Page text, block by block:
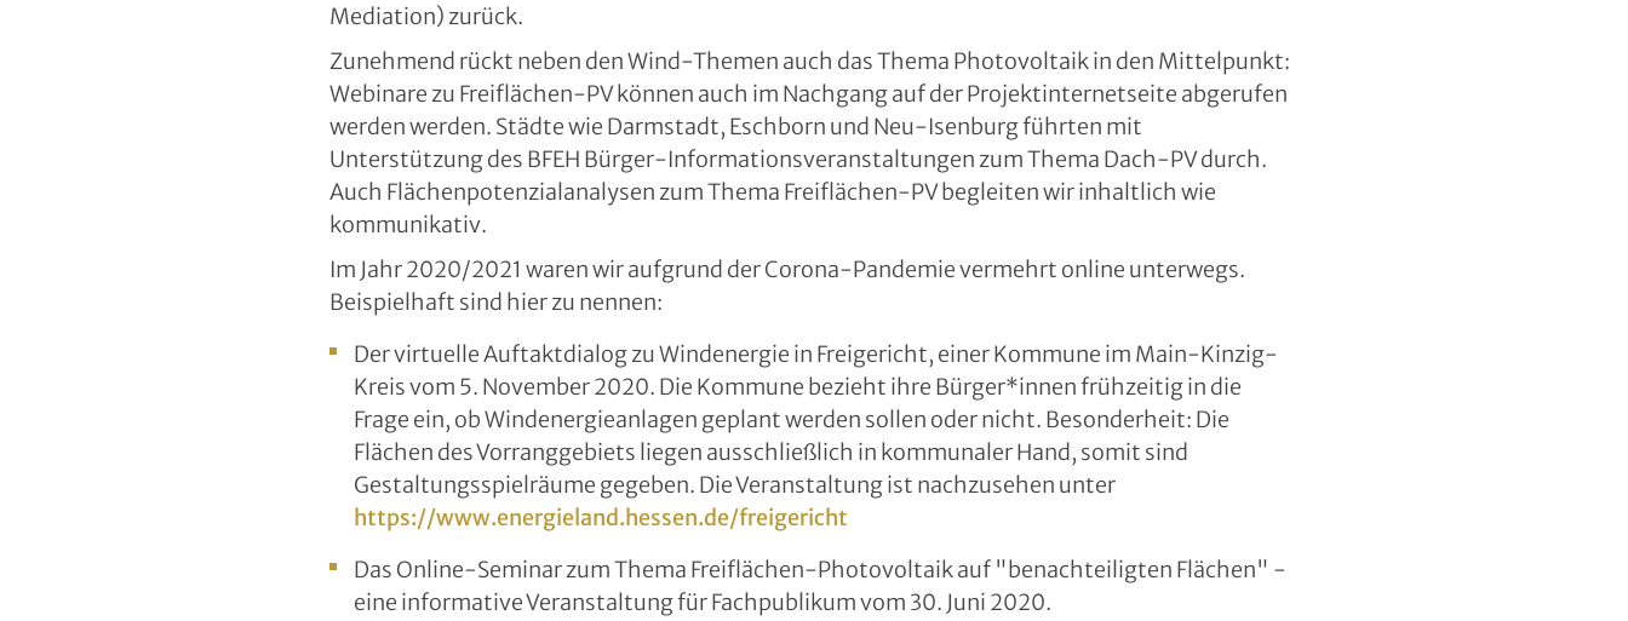
Mediation) zurück.
Zunehmend rückt neben den Wind-Themen auch das Thema Photovoltaik in den Mittelpunkt:
Webinare zu Freiflächen-PV können auch im Nachgang auf der Projektinternetseite abgerufen
werden werden. Städte wie Darmstadt, Eschborn und Neu-Isenburg führten mit
Unterstützung des BFEH Bürger-Informationsveranstaltungen zum Thema Dach-PV durch.
Auch Flächenpotenzialanalysen zum Thema Freiflächen-PV begleiten wir inhaltlich wie
kommunikativ.
Im Jahr 2020/2021 waren wir aufgrund der Corona-Pandemie vermehrt online unterwegs.
Beispielhaft sind hier zu nennen:
Der virtuelle Auftaktdialog zu Windenergie in Freigericht, einer Kommune im Main-Kinzig-
Kreis vom 5. November 2020. Die Kommune bezieht ihre Bürger*innen frühzeitig in die
Frage ein, ob Windenergieanlagen geplant werden sollen oder nicht. Besonderheit: Die
Flächen des Vorranggebiets liegen ausschließlich in kommunaler Hand, somit sind
Gestaltungsspielräume gegeben. Die Veranstaltung ist nachzusehen unter
https://www.energieland.hessen.de/freigericht
Das Online-Seminar zum Thema Freiflächen-Photovoltaik auf "benachteiligten Flächen" -
eine informative Veranstaltung für Fachpublikum vom 30. Juni 2020.